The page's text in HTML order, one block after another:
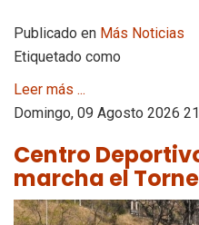
Publicado en Más Noticias
Etiquetado como
Leer más ...
Domingo, 09 Agosto 2026
Centro
marcha el